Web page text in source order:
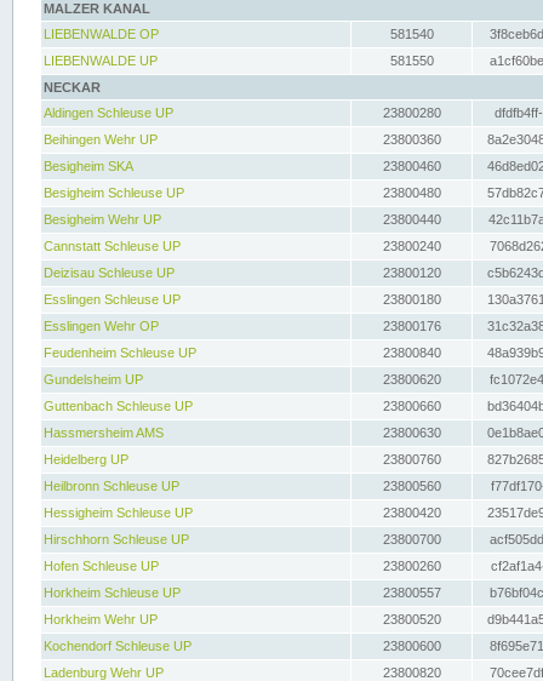
MALZER KANAL
LIEBENWALDE OP
581540
LIEBENWALDE UP
581550
NECKAR
Aldingen Schleuse UP
23800280
Beihingen Wehr UP
23800360
Besigheim SKA
23800460
Besigheim Schleuse UP
23800480
Besigheim Wehr UP
23800440
Cannstatt Schleuse UP
23800240
Deizisau Schleuse UP
23800120
Esslingen Schleuse UP
23800180
Esslingen Wehr OP
23800176
Feudenheim Schleuse UP
23800840
Gundelsheim UP
23800620
Guttenbach Schleuse UP
23800660
Hassmersheim AMS
23800630
Heidelberg UP
23800760
Heilbronn Schleuse UP
23800560
Hessigheim Schleuse UP
23800420
Hirschhorn Schleuse UP
23800700
Hofen Schleuse UP
23800260
Horkheim Schleuse UP
23800557
Horkheim Wehr UP
23800520
Kochendorf Schleuse UP
23800600
Ladenburg Wehr UP
23800820